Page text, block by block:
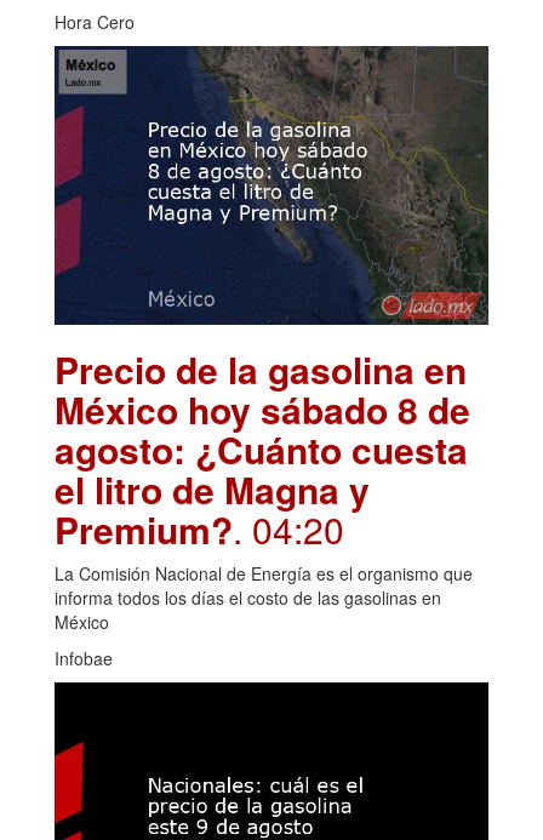
Hora Cero
Precio de la gasolina en
México hoy sábado 8 de
agosto: ¿Cuánto cuesta
el litro de Magna y
Premium?. 04:20
La Comisión Nacional de Energía es el organismo que
informa todos los días el costo de las gasolinas en
México
Infobae